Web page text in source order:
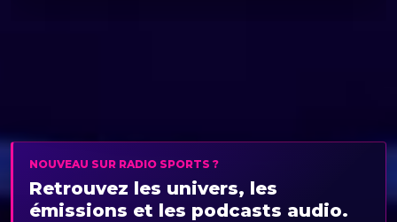
NOUVEAU SUR RADIO SPORTS ?
Retrouvez les univers, les
émissions et les podcasts audio.